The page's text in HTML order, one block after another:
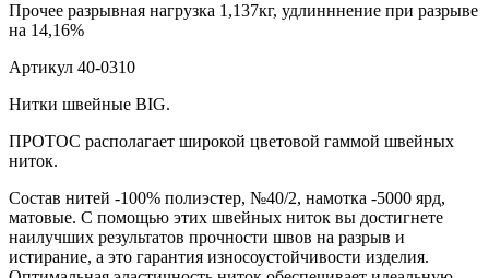
Прочее разрывная нагрузка 1,137кг, удлинннение при разрыве
на 14,16%
Артикул 40-0310
Нитки швейные BIG.
ПРОТОС располагает широкой цветовой гаммой швейных
ниток.
Состав нитей -100% полиэстер, №40/2, намотка -5000 ярд,
матовые. С помощью этих швейных ниток вы достигнете
наилучших результатов прочности швов на разрыв и
истирание, а это гарантия износоустойчивости изделия.